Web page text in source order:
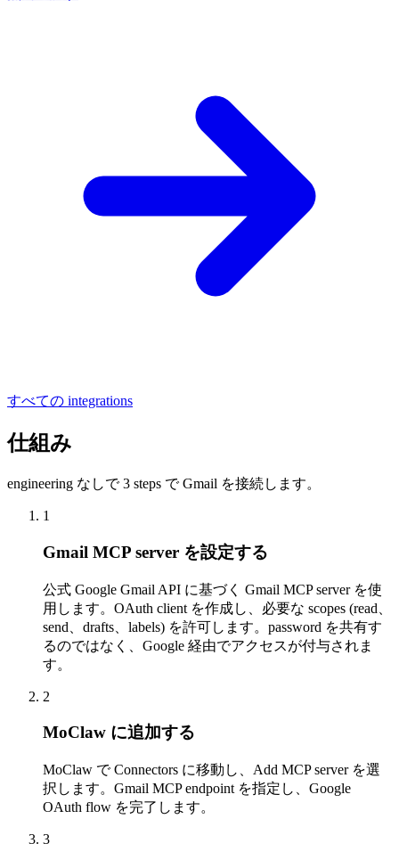
すべての integrations
仕組み
engineering なしで 3 steps で Gmail を接続します。
1
Gmail MCP server を設定する
公式 Google Gmail API に基づく Gmail MCP server を使
用します。OAuth client を作成し、必要な scopes (read、
send、drafts、labels) を許可します。password を共有す
るのではなく、Google 経由でアクセスが付与されま
す。
2
MoClaw に追加する
MoClaw で Connectors に移動し、Add MCP server を選
択します。Gmail MCP endpoint を指定し、Google
OAuth flow を完了します。
3